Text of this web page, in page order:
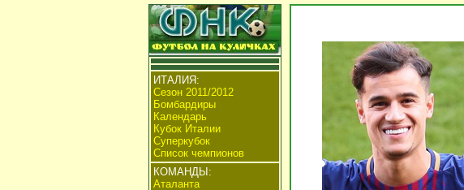
ИТАЛИЯ:
Сезон 2011/2012
Бомбардиры
Календарь
Кубок Италии
Суперкубок
Список чемпионов
КОМАНДЫ:
Аталанта